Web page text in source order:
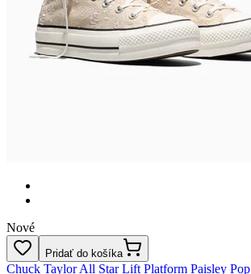
Nové
Pridať do košíka
Chuck Taylor All Star Lift Platform Paisley Pop